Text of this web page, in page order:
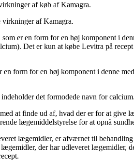
af køb af Kamagra.
virkninger af Kamagra.
er en form for en høj komponent i
Det er kun at købe Levitra på
en form for en høj komponent i denne
det formodede navn for calcium.
at finde ud af, hvad der er for at
lægemiddelstyrelse for at opnå
lægemidler, er afværnet til
der har udleveret